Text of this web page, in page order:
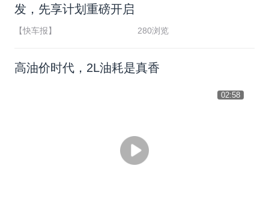
发， 先享计划 重磅开启
【快车报】 280浏览
高油价时代，2L油耗是真香
02:58